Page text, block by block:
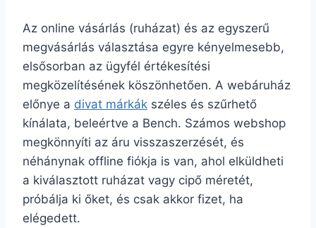
Az online vásárlás (ruházat) és az egyszerű
megvásárlás választása egyre kényelmesebb,
elsősorban az ügyfél értékesítési
megközelítésének köszönhetően. A webáruház
előnye a divat márkák széles és szűrhető
kínálata, beleértve a Bench. Számos webshop
megkönnyíti az áru visszaszerzését, és
néhánynak offline fiókja is van, ahol elküldheti
a kiválasztott ruházat vagy cipő méretét,
próbálja ki őket, és csak akkor fizet, ha
elégedett.